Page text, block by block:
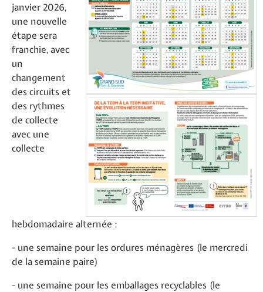
janvier 2026,
une nouvelle
étape sera
franchie, avec
un
changement
des circuits et
des rythmes
de collecte
avec une
collecte
hebdomadaire alternée :
- une semaine pour les ordures ménagères (le mercredi
de la semaine paire)
- une semaine pour les emballages recyclables (le